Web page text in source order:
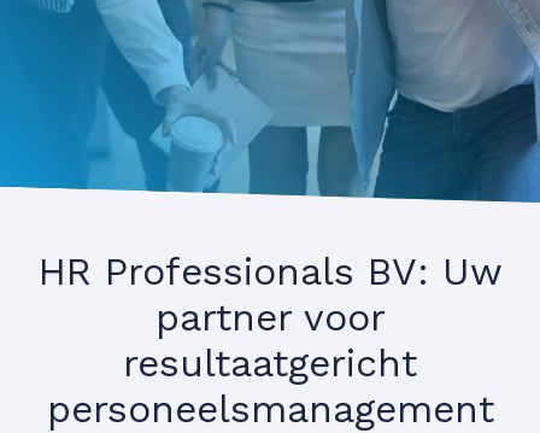
HR Professionals BV: Uw
partner voor
resultaatgericht
personeelsmanagement